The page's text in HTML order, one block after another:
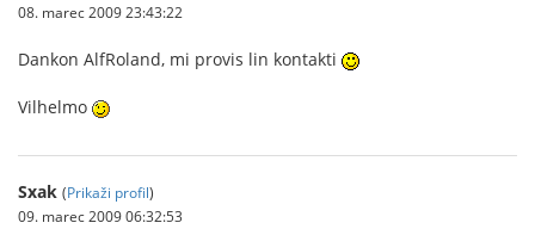
08. marec 2009 23:43:22
Dankon AlfRoland, mi provis lin kontakti
Vilhelmo
Sxak (Prikaži profil)
09. marec 2009 06:32:53